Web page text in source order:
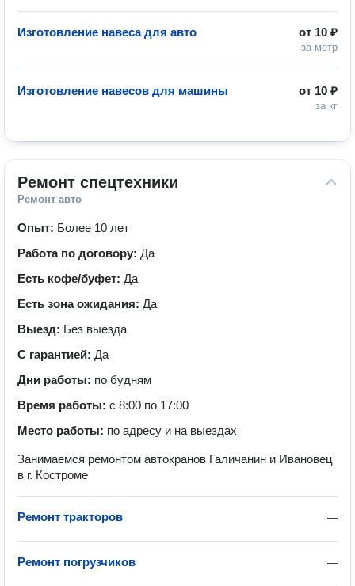
от 10 ₽
за метр
Изготовление навеса для авто
от 10 ₽
за кг
Изготовление навесов для машины
Ремонт спецтехники
Ремонт авто
Опыт: Более 10 лет
Работа по договору: Да
Есть кофе/буфет: Да
Есть зона ожидания: Да
Выезд: Без выезда
С гарантией: Да
Дни работы: по будням
Время работы: с 8:00 по 17:00
Место работы: по адресу и на выездах
Занимаемся ремонтом автокранов Галичанин и Ивановец
в г. Костроме
—
Ремонт тракторов
—
Ремонт погрузчиков